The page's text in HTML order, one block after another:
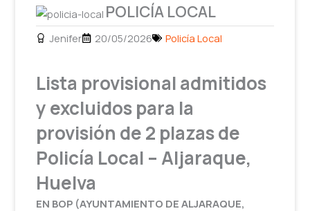
POLICÍA LOCAL
Jenifer 20/05/2026 Policía Local
Lista provisional admitidos
y excluidos para la
provisión de 2 plazas de
Policía Local – Aljaraque,
Huelva
EN BOP (AYUNTAMIENTO DE ALJARAQUE,